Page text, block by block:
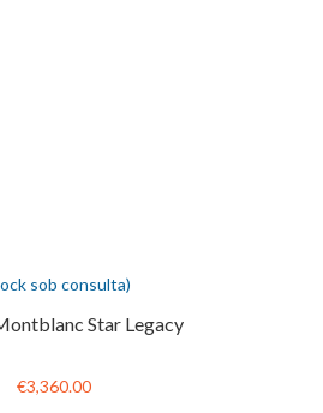
sob consulta)
Star Legacy
€3,360.00